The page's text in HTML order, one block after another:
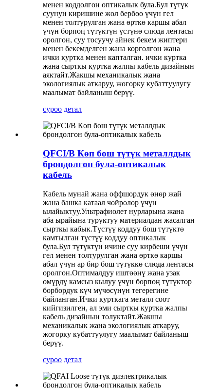
менен коддолгон оптикалык була.Бул түтүк
суунун киришине жол бербөө үчүн гел
менен толтурулган жана өрткө каршы абал
үчүн борпоң түтүктүн үстүнө слюда лентасы
оролгон, суу тосуучу айнек бекем жиптери
менен бекемделген жана корголгон жана
ички куртка менен капталган. ички куртка
жана сырткы куртка жалпы кабель дизайнын
аяктайт.Жакшы механикалык жана
экологиялык аткаруу, жогорку кубаттуулугу
маалымат байланыш берүү.
суроо детал
QFCI/B Көп бош түтүк металлдык
брондолгон була-оптикалык
кабель
Кабель мунай жана оффшордук өнөр жай
жана башка катаал чөйрөлөр үчүн
ылайыктуу.Ультрафиолет нурларына жана
аба ырайына туруктуу материалдан жасалган
сырткы кабык.Түстүү коддуу бош түтүктө
камтылган түстүү коддуу оптикалык
була.Бул түтүктүн ичине суу кирбеши үчүн
гел менен толтурулган жана өрткө каршы
абал үчүн ар бир бош түтүккө слюда лентасы
оролгон.Оптималдуу иштөөнү жана узак
өмүрдү камсыз кылуу үчүн борпоң түтүктөр
борбордук күч мүчөсүнүн тегерегине
байланган.Ички курткага металл соот
кийгизилген, ал эми сырткы куртка жалпы
кабель дизайнын толуктайт.Жакшы
механикалык жана экологиялык аткаруу,
жогорку кубаттуулугу маалымат байланыш
берүү.
суроо детал